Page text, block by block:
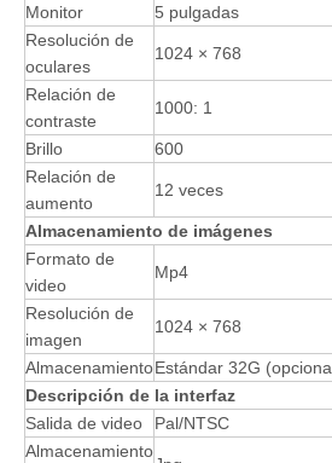
Monitor
5 pulgadas
Resolución de
oculares
1024 × 768
Relación de
contraste
1000: 1
Brillo
600
Relación de
aumento
12 veces
Almacenamiento de imágenes
Formato de
video
Mp4
Resolución de
imagen
1024 × 768
AlmacenamientoEstándar 32G
Descripción de la interfaz
Salida de video
Pal/NTSC
Almacenamiento